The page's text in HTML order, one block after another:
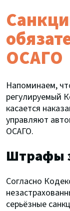
ОСАГО
Напоминаем,
регулируемый
касается
управляют
ОСАГО.
Штрафы
Согласно
серьёзные